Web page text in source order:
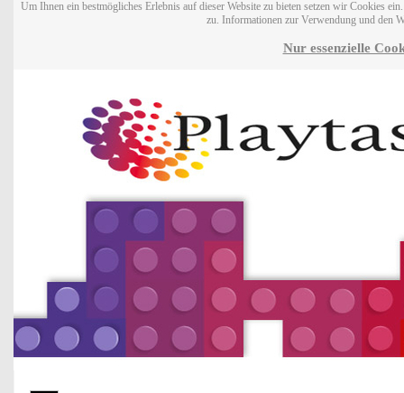
Um Ihnen ein bestmögliches Erlebnis auf dieser Website zu bieten setzen wir Cookies
zu. Informationen zur Verwendung und den
Nur essenzielle